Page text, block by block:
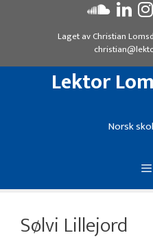
Laget avChristian
Lektor
Norsk
Sølvi Lillejord